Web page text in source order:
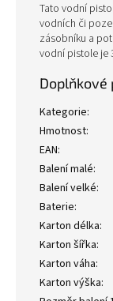
Tato vodní
vodních či
zásobníku a
vodní pistole je
Kategorie:
Hmotnost:
EAN:
Balení malé:
Balení velké:
Baterie:
Karton délka:
Karton šířka:
Karton váha:
Karton výška: